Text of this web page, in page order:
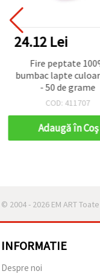
24.12 Lei
Fire peptate
bumbac lapte
- 50 de grame
COD: 411707
Adaugă în Coş
© 2004 - 2026 EM ART
INFORMATIE
Despre noi